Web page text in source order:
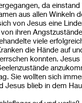
da
aus allen Winkeln
von Jesus eine
ihren
viele
die Hände auf
konnten.
Sie wollten sich
Jesus blieb in dem